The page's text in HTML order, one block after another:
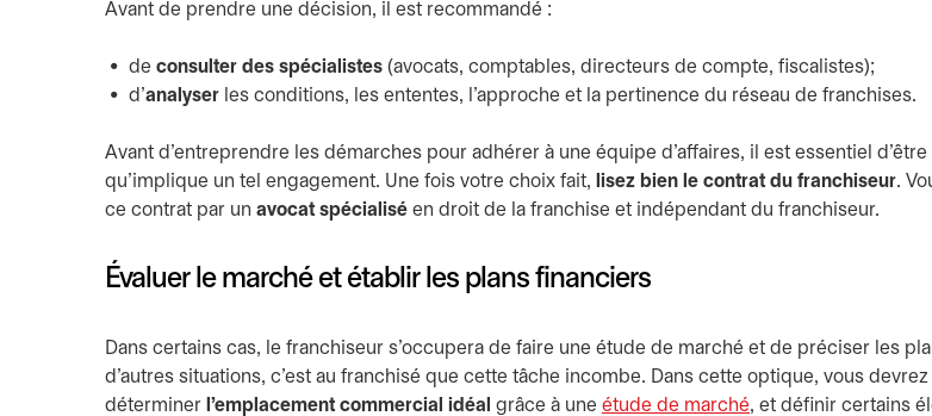
Avant de prendre une décision, il est recommandé :
de consulter des spécialistes (avocats, comptables, directeurs de compte, fiscalistes);
d’analyser les conditions, les ententes, l’approche et la pertinence du réseau de franchises.
Avant d’entreprendre les démarches pour adhérer à une équipe d’affaires, il est essentiel
qu’implique un tel engagement. Une fois votre choix fait, lisez bien le contrat du franchiseur.
ce contrat par un avocat spécialisé en droit de la franchise et indépendant du franchiseur.
Évaluer le marché et établir les plans financiers
Dans certains cas, le franchiseur s’occupera de faire une étude de marché et de préciser les
d’autres situations, c’est au franchisé que cette tâche incombe. Dans cette optique, vous devrez
déterminer l’emplacement commercial idéal grâce à une étude de marché, et définir certains